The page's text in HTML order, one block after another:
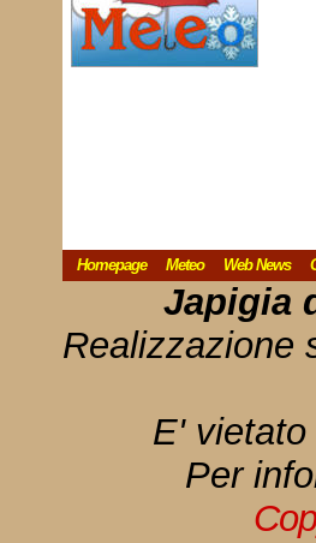
Homepage Meteo Web News
Japigia
Realizzazione
E'
Per